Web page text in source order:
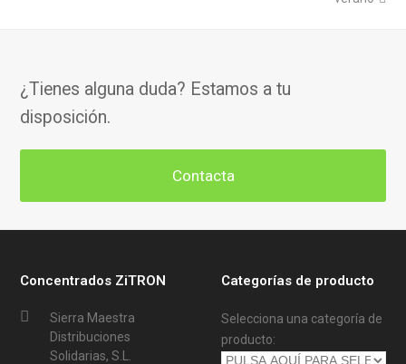
¿Tienes alguna duda? Estamos a tu
disposición.
Contacta
Concentrados ZiTRON
Sierra Maestra
Distribuciones
Solidarias, S.L.
Categorías de producto
Selecciona una categoría de
producto: